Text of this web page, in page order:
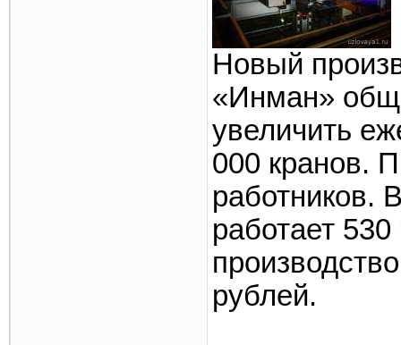
Новый
«Инман»
увеличить
000 кранов.
работников.
работает
рублей.